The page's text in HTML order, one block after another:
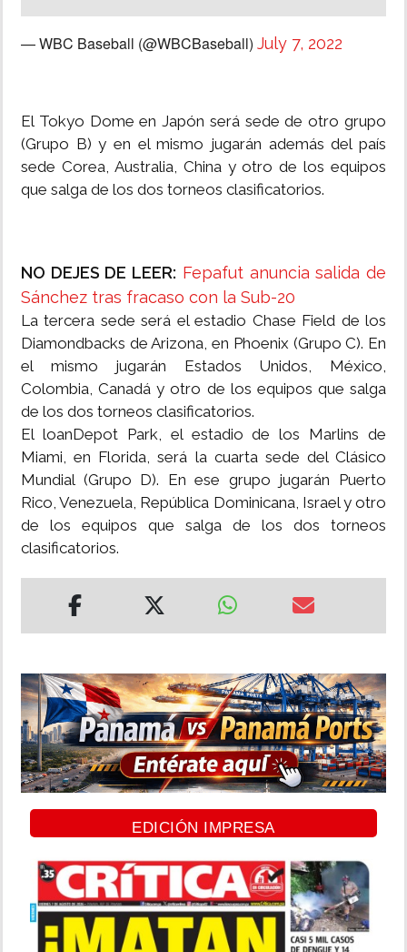
— WBC Baseball (@WBCBaseball) July 7, 2022
El Tokyo Dome en Japón será sede de otro grupo
(Grupo B) y en el mismo jugarán además del país
sede Corea, Australia, China y otro de los equipos
que salga de los dos torneos clasificatorios.
NO DEJES DE LEER: Fepafut anuncia salida de
Sánchez tras fracaso con la Sub-20
La tercera sede será el estadio Chase Field de los
Diamondbacks de Arizona, en Phoenix (Grupo C). En
el mismo jugarán Estados Unidos, México,
Colombia, Canadá y otro de los equipos que salga
de los dos torneos clasificatorios.
El loanDepot Park, el estadio de los Marlins de
Miami, en Florida, será la cuarta sede del Clásico
Mundial (Grupo D). En ese grupo jugarán Puerto
Rico, Venezuela, República Dominicana, Israel y otro
de los equipos que salga de los dos torneos
clasificatorios.
EDICIÓN IMPRESA